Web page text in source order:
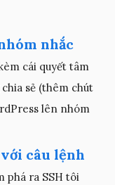
nhắc
cái quyết tâm
sẻ (thêm chút
lên nhóm
câu lệnh
phá ra SSH tôi